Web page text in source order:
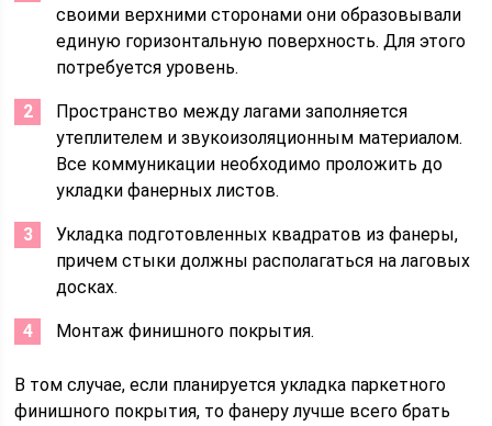
своими верхними сторонами они образовывали
единую горизонтальную поверхность. Для этого
потребуется уровень.
Пространство между лагами заполняется
утеплителем и звукоизоляционным материалом.
Все коммуникации необходимо проложить до
укладки фанерных листов.
Укладка подготовленных квадратов из фанеры,
причем стыки должны располагаться на лаговых
досках.
Монтаж финишного покрытия.
В том случае, если планируется укладка паркетного
финишного покрытия, то фанеру лучше всего брать